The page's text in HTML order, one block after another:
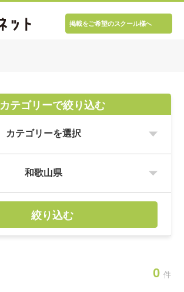
掲載をご希望のスクール様へ
カテゴリーで絞り込む
絞り込む
0 件